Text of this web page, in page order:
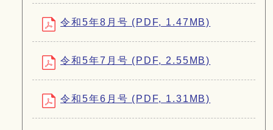
令和5年8月号 (PDF, 1.47MB)
令和5年7月号 (PDF, 2.55MB)
令和5年6月号 (PDF, 1.31MB)